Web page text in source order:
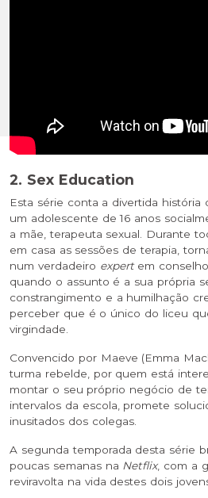
2. Sex Education
Esta série conta a divertida história
um adolescente de 16 anos
a mãe, terapeuta sexual. Durante
em casa as sessões de terapia,
num verdadeiro expertem
quando o assunto é a sua própria
constrangimento e a humilhação
perceber que é o único do liceu
virgindade.
Convencido por Maeve (Emma
turma rebelde, por quem está
montar o seu próprio negócio de
intervalos da escola, promete
inusitados dos colegas.
A segunda temporada desta série
poucas semanas na Netflix, com a
reviravolta na vida destes dois